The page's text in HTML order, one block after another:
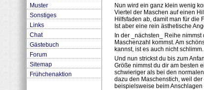
Muster
Sonstiges
Links
Chat
Gästebuch
Forum
Sitemap
Frühchenaktion
Nun wird ein ganz klein wenig
Viertel der Maschen auf einen
Hilfsfaden ab, damit man für die
Ist aber eine rein ästhetische
In der _nächsten_ Reihe
Maschenzahl kommst. Am
kannst, ist es auch nicht schlimm.
Und nun strickst du bis zum
Größe nimmst du dir am besten
schwieriger als bei den
dazu den Maschenstich, weil
beispielsweise beim